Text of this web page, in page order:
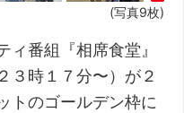
(写真9枚)
番組『相席食堂』
３時１７分〜）が２
トのゴールデン枠に